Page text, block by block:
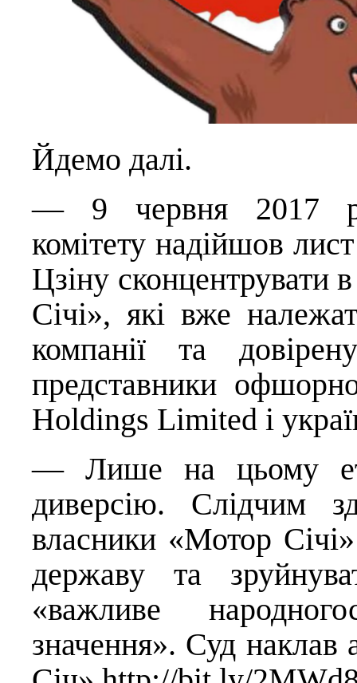
Йдемо далі.
— 9 червня 2017
комітету надійшов
Цзіну сконцентрувати
Січі», які вже
компанії та
представники
Holdings Limited і
— Лише на цьому
диверсію. Слідчим
власники «Мотор
державу та
«важливе
значення». Суд